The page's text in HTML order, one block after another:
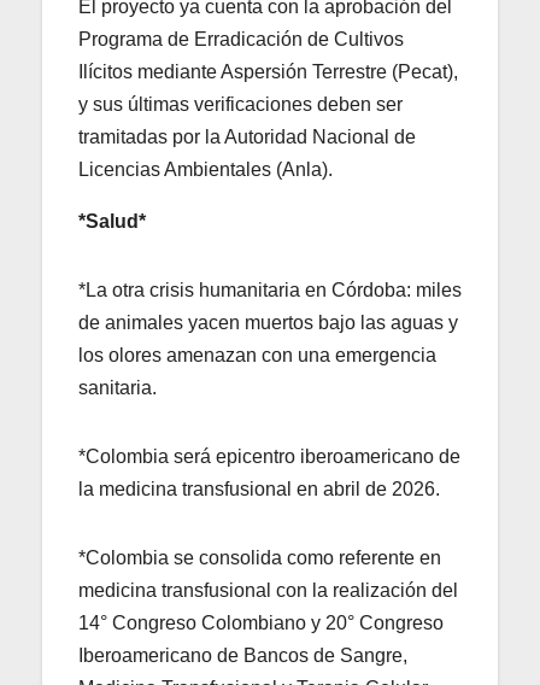
El proyecto ya cuenta con la aprobación del
Programa de Erradicación de Cultivos
Ilícitos mediante Aspersión Terrestre (Pecat),
y sus últimas verificaciones deben ser
tramitadas por la Autoridad Nacional de
Licencias Ambientales (Anla).
*Salud*
*La otra crisis humanitaria en Córdoba: miles
de animales yacen muertos bajo las aguas y
los olores amenazan con una emergencia
sanitaria.
*Colombia será epicentro iberoamericano de
la medicina transfusional en abril de 2026.
*Colombia se consolida como referente en
medicina transfusional con la realización del
14° Congreso Colombiano y 20° Congreso
Iberoamericano de Bancos de Sangre,